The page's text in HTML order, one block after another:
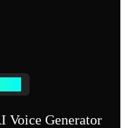
Voice Generator